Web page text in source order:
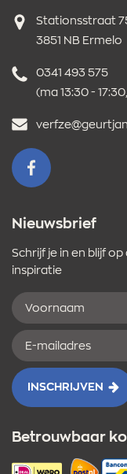
Adres
Stationsstraat
3851 NB Ermelo
Telefoonnummer
0341 493 575
(ma 13:30 -
E-
VOLG ONS OP
Nieuwsbrief
Schrijf je in en blijf
inspiratie
Voornaam
E-
mailadres
INSCHRIJVEN
Betrouwbaar